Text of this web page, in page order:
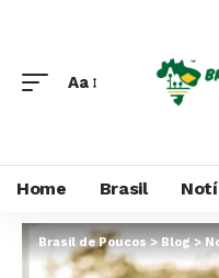
Aa
Home Brasil
Brasil de Poucos>Blog>